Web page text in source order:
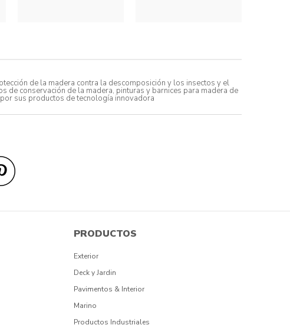
de la madera contra la descomposición y los insectos y el
de conservación de la madera, pinturas y barnices para madera de
sus productos de tecnología innovadora
PRODUCTOS
Exterior
Deck y Jardin
Pavimentos & Interior
Marino
Productos Industriales